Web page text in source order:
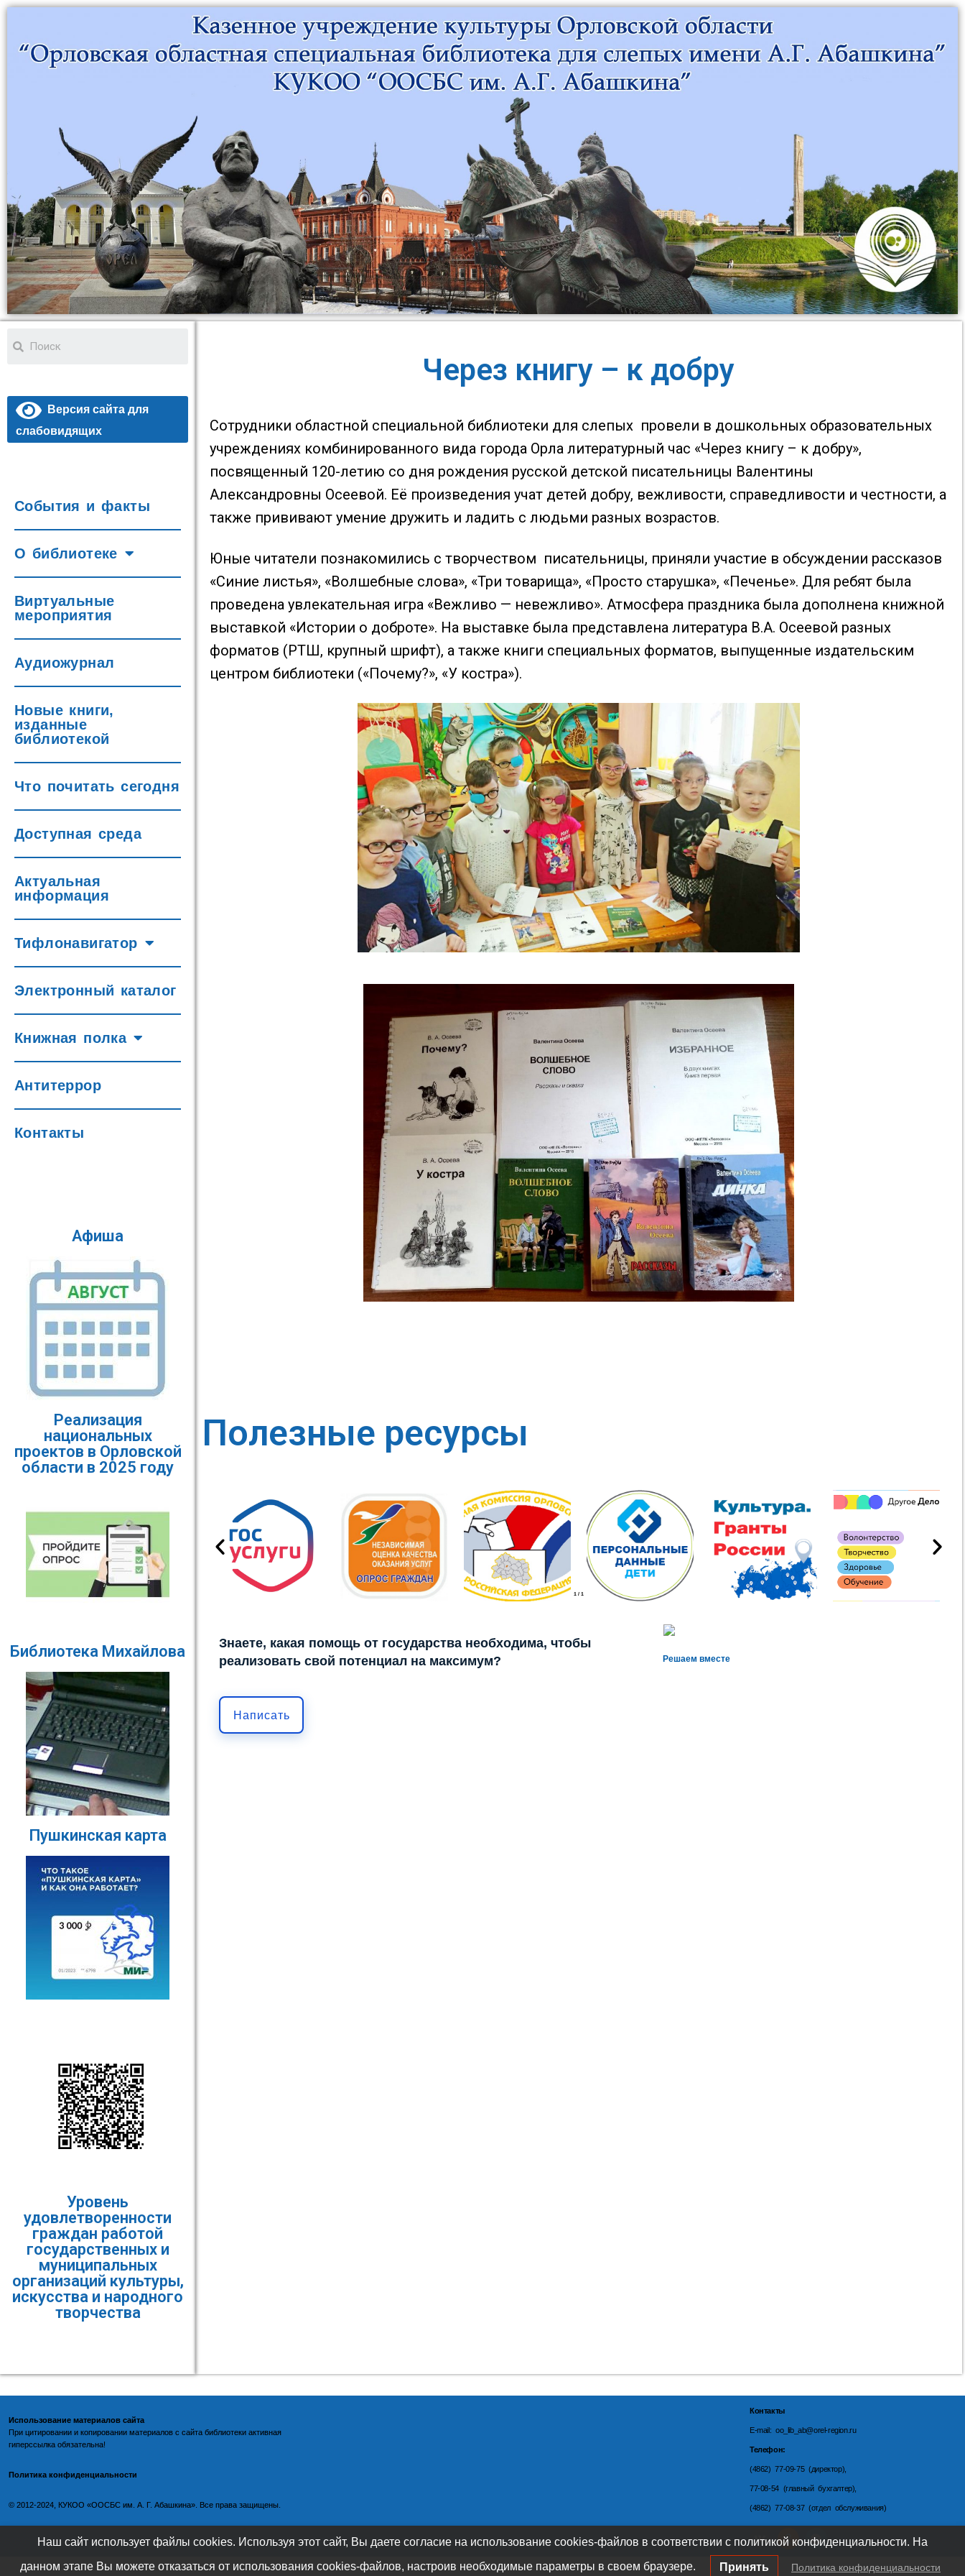
Версия сайта для
слабовидящих
События и факты
О библиотеке
Виртуальные
мероприятия
Аудиожурнал
Новые книги,
изданные
библиотекой
Что почитать сегодня
Доступная среда
Актуальная
информация
Тифлонавигатор
Электронный каталог
Книжная полка
Антитеррор
Контакты
Афиша
Реализация
национальных
проектов в Орловской
области в 2025 году
Библиотека Михайлова
Пушкинская карта
Уровень
удовлетворенности
граждан работой
государственных и
муниципальных
организаций культуры,
искусства и народного
творчества
Через книгу – к добру
Сотрудники областной специальной библиотеки для слепых провели в дошкольных образовательных
учреждениях комбинированного вида города Орла литературный час «Через книгу – к добру»,
посвященный 120-летию со дня рождения русской детской писательницы Валентины
Александровны Осеевой. Её произведения учат детей добру, вежливости, справедливости и честности, а
также прививают умение дружить и ладить с людьми разных возрастов.
Юные читатели познакомились с творчеством писательницы, приняли участие в обсуждении рассказов
«Синие листья», «Волшебные слова», «Три товарища», «Просто старушка», «Печенье». Для ребят была
проведена увлекательная игра «Вежливо — невежливо». Атмосфера праздника была дополнена книжной
выставкой «Истории о доброте». На выставке была представлена литература В.А. Осеевой разных
форматов (РТШ, крупный шрифт), а также книги специальных форматов, выпущенные издательским
центром библиотеки («Почему?», «У костра»).
Полезные ресурсы
1 / 1
Решаем вместе
Знаете, какая помощь от государства необходима, чтобы
реализовать свой потенциал на максимум?
Написать
Использование материалов сайта
При цитировании и копировании материалов с сайта библиотеки активная
гиперссылка обязательна!
Политика конфиденциальности
©️ 2012-2024, КУКОО «ООСБС им. А. Г. Абашкина». Все права защищены.
Контакты
E-mail: oo_lib_ab@orel-region.ru
Телефон:
(4862) 77-09-75 (директор),
77-08-54 (главный бухгалтер),
(4862) 77-08-37 (отдел обслуживания)
Наш сайт использует файлы cookies. Используя этот сайт, Вы даете согласие на использование cookies-файлов в соответствии с политикой конфиденциальности. На
данном этапе Вы можете отказаться от использования cookies-файлов, настроив необходимые параметры в своем браузере. Принять Политика конфиденциальности